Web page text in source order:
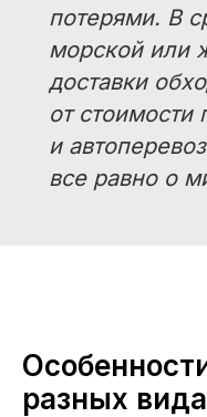
потерями. В
морской или
доставки
от стоимости
и
все равно о
разных